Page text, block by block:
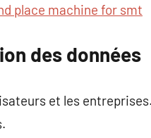
place machine for smt
des données
et les